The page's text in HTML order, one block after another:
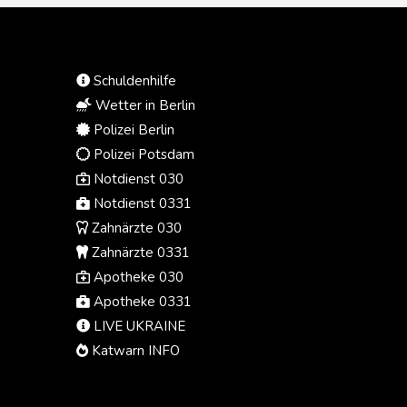
Donnerstag zurück und drohte den
Straße von Hormus geeinigt hatten,
hofft Vermittler Pakistan
unterdessen auf neue
Washington und Teheran.
Schuldenhilfe
Wetter in Berlin
Polizei Berlin
Polizei Potsdam
Notdienst 030
Notdienst 0331
Zahnärzte 030
Zahnärzte 0331
Apotheke 030
Apotheke 0331
LIVE UKRAINE
Katwarn INFO